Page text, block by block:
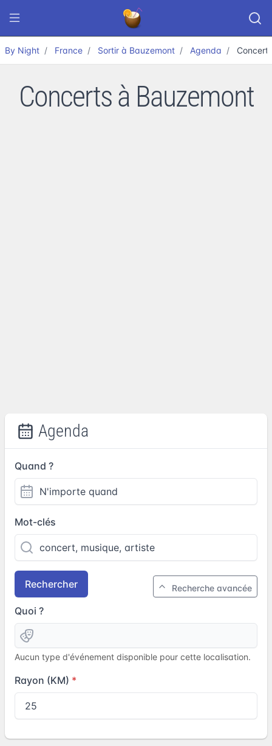
By Night France Sortir à Bauzemont Agenda Concert
Concerts à Bauzemont
Agenda
Quand ?
Mot-clés
Rechercher Recherche avancée
Quoi ?
Aucun type d'événement disponible pour cette localisation.
Rayon (KM)